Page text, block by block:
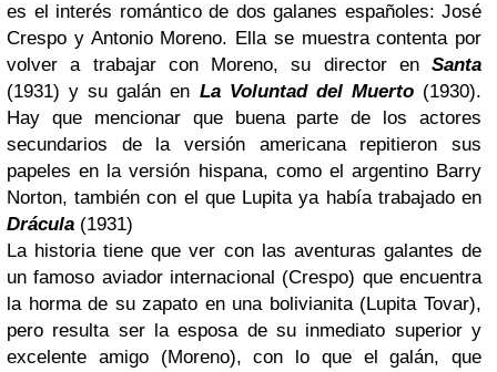
es el interés romántico de dos galanes españoles: José
Crespo y Antonio Moreno. Ella se muestra contenta por
volver a trabajar con Moreno, su director en Santa
(1931) y su galán en La Voluntad del Muerto(1930).
Hay que mencionar que buena parte de los actores
secundarios de la versión americana repitieron sus
papeles en la versión hispana, como el argentino Barry
Norton, también con el que Lupita ya había trabajado en
Drácula (1931)
La historia tiene que ver con las aventuras galantes de
un famoso aviador internacional (Crespo) que encuentra
la horma de su zapato en una bolivianita (Lupita Tovar),
pero resulta ser la esposa de su inmediato superior y
excelente amigo (Moreno), con lo que el galán, que